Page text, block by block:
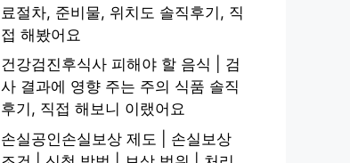
료절차, 준비물, 위치도 솔직후기, 직
접 해봤어요
건강검진후식사 피해야 할 음식 | 검
사 결과에 영향 주는 주의 식품 솔직
후기, 직접 해보니 이랬어요
손실공인손실보상 제도 | 손실보상